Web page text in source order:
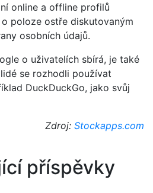
online a offline profilů
poloze ostře diskutovaným
osobních údajů.
o uživatelích sbírá, je také
se rozhodli používat
DuckDuckGo, jako svůj
Zdroj: Stockapps.com
příspěvky